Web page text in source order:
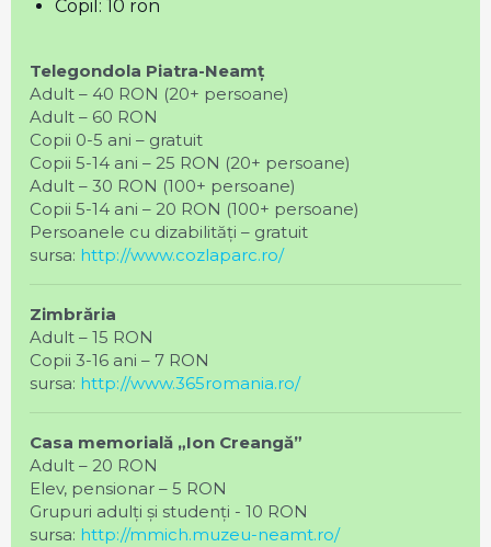
Copil: 10 ron
Telegondola Piatra-Neamț
Adult – 40 RON (20+ persoane)
Adult – 60 RON
Copii 0-5 ani – gratuit
Copii 5-14 ani – 25 RON (20+ persoane)
Adult – 30 RON (100+ persoane)
Copii 5-14 ani – 20 RON (100+ persoane)
Persoanele cu dizabilități – gratuit
sursa: http://www.cozlaparc.ro/
Zimbrăria
Adult – 15 RON
Copii 3-16 ani – 7 RON
sursa: http://www.365romania.ro/
Casa memorială „Ion Creangă”
Adult – 20 RON
Elev, pensionar – 5 RON
Grupuri adulți și studenți - 10 RON
sursa: http://mmich.muzeu-neamt.ro/